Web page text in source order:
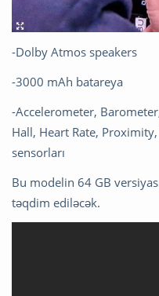
-Dolby Atmos speakers
-3000 mAh batareya
-Accelerometer,
Hall, Heart Rate,
sensorları
Bu modelin 64 GB
təqdim ediləcək.